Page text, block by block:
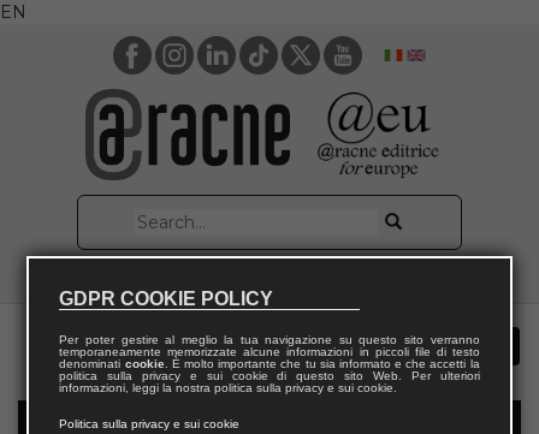
EN
GDPR COOKIE POLICY
Per poter gestire al meglio la tua navigazione su questo sito verranno
temporaneamente memorizzate alcune informazioni in piccoli file di testo
denominati cookie. È molto importante che tu sia informato e che accetti la
politica sulla privacy e sui cookie di questo sito Web. Per ulteriori
informazioni, leggi la nostra politica sulla privacy e sui cookie.
Politica sulla privacy e sui cookie